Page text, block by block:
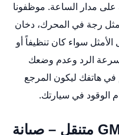
على مدار الساعة. موظفونا
رجة في المحرك، دخان
سواء كان تنظيفاً أو
سرعة الرد وعدم وضعك
في هاتفك ليكون المرجع
الوقود في سيارتك.
تبديل بخاخات جمس GMC متنقل – صيانة